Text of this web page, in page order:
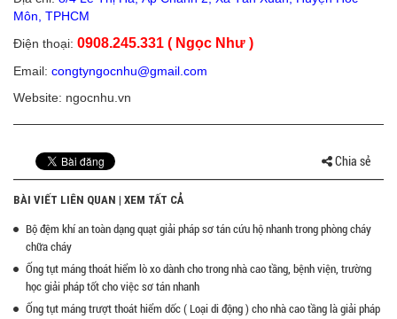
Môn, TPHCM
Điện thoại: 0908.245.331 ( Ngọc Như )
Email: congtyngocnhu@gmail.com
Website: ngocnhu.vn
Chia sẻ
BÀI VIẾT LIÊN QUAN | XEM TẤT CẢ
Bộ đệm khí an toàn dạng quạt giải pháp sơ tán cứu hộ nhanh trong phòng cháy
chữa cháy
Ống tụt máng thoát hiểm lò xo dành cho trong nhà cao tầng, bệnh viện, trường
học giải pháp tốt cho việc sơ tán nhanh
Ống tụt máng trượt thoát hiểm dốc ( Loại di động ) cho nhà cao tầng là giải pháp